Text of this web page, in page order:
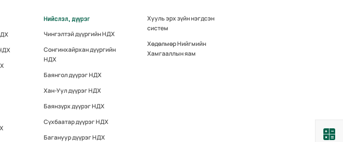
Нийслэл, дүүрэг
Чингэлтэй дүүргийн НДХ
Сонгинхайрхан дүүргийн
НДХ
Баянгол дүүрэг НДХ
Хан-Уул дүүрэг НДХ
Баянзүрх дүүрэг НДХ
Сүхбаатар дүүрэг НДХ
Багануур дүүрэг НДХ
Хууль эрх зүйн нэгдсэн
систем
Хөдөлмөр Нийгмийн
Хамгааллын яам